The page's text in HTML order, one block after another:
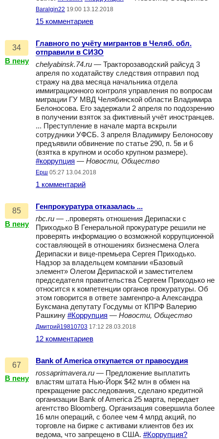
Baralgin22 19:00 13.12.2018
15 комментариев
34
В пену
Главного по учёту мигрантов в Челяб. обл.
отправили в СИЗО
chelyabinsk.74.ru — Тракторозаводский райсуд 3
апреля по ходатайству следствия отправил под
стражу на два месяца начальника отдела
иммиграционного контроля управления по вопросам
миграции ГУ МВД Челябинской области Владимира
Белоносова. Его задержали 2 апреля по подозрению
в получении взяток за фиктивный учёт иностранцев.
... Преступление в начале марта вскрыли
сотрудники УФСБ. 3 апреля Владимиру Белоносову
предъявили обвинение по статье 290, п. 5в и 6
(взятка в крупном и особо крупном размере).
#коррупция — Новости, Общество
Ерш 05:27 13.04.2018
1 комментарий
85
В пену
Генпрокуратура отказалась ...
rbc.ru — ..проверять отношения Дерипаски с
Приходько В Генеральной прокуратуре решили не
проверять информацию о возможной коррупционной
составляющей в отношениях бизнесмена Олега
Дерипаски и вице-премьера Сергея Приходько.
Надзор за владельцем компании «Базовый
элемент» Олегом Дерипаской и заместителем
председателя правительства Сергеем Приходько не
относится к компетенции органов прокуратуры. Об
этом говорится в ответе замгенпро-а Александра
Буксмана депутату Госдумы от КПРФ Валерию
Рашкину #Коррупция — Новости, Общество
Дмитрий19810703 17:12 28.03.2018
12 комментариев
67
В пену
Bank of America откупается от правосудия
rossaprimavera.ru — Предложение выплатить
властям штата Нью-Йорк $42 млн в обмен на
прекращение расследования, сделано кредитной
организации Bank of America 25 марта, передает
агентство Bloomberg. Организация совершила более
16 млн операций, с более чем 4 млрд акций, по
торговле на бирже с активами клиентов без их
ведома, что запрещено в США. #Коррупция?